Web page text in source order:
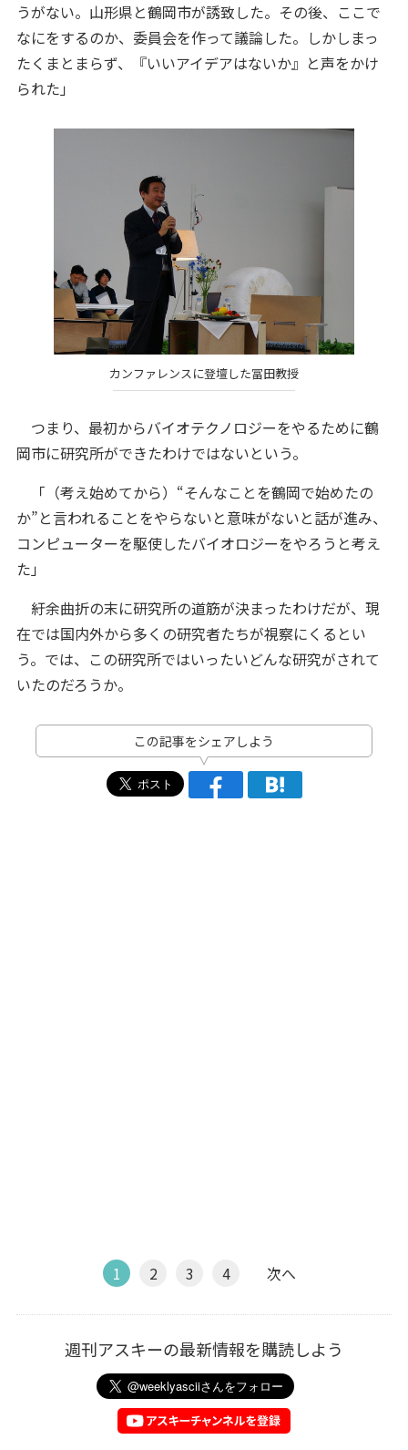
うがない。山形県と鶴岡市が誘致した。その後、ここで
なにをするのか、委員会を作って議論した。しかしまっ
たくまとまらず、『いいアイデアはないか』と声をかけ
られた」
カンファレンスに登壇した冨田教授
つまり、最初からバイオテクノロジーをやるために鶴
岡市に研究所ができたわけではないという。
「（考え始めてから）“そんなことを鶴岡で始めたの
か”と言われることをやらないと意味がないと話が進み、
コンピューターを駆使したバイオロジーをやろうと考え
た」
紆余曲折の末に研究所の道筋が決まったわけだが、現
在では国内外から多くの研究者たちが視察にくるとい
う。では、この研究所ではいったいどんな研究がされて
いたのだろうか。
この記事をシェアしよう
1 2 3 4 次へ
週刊アスキーの最新情報を購読しよう